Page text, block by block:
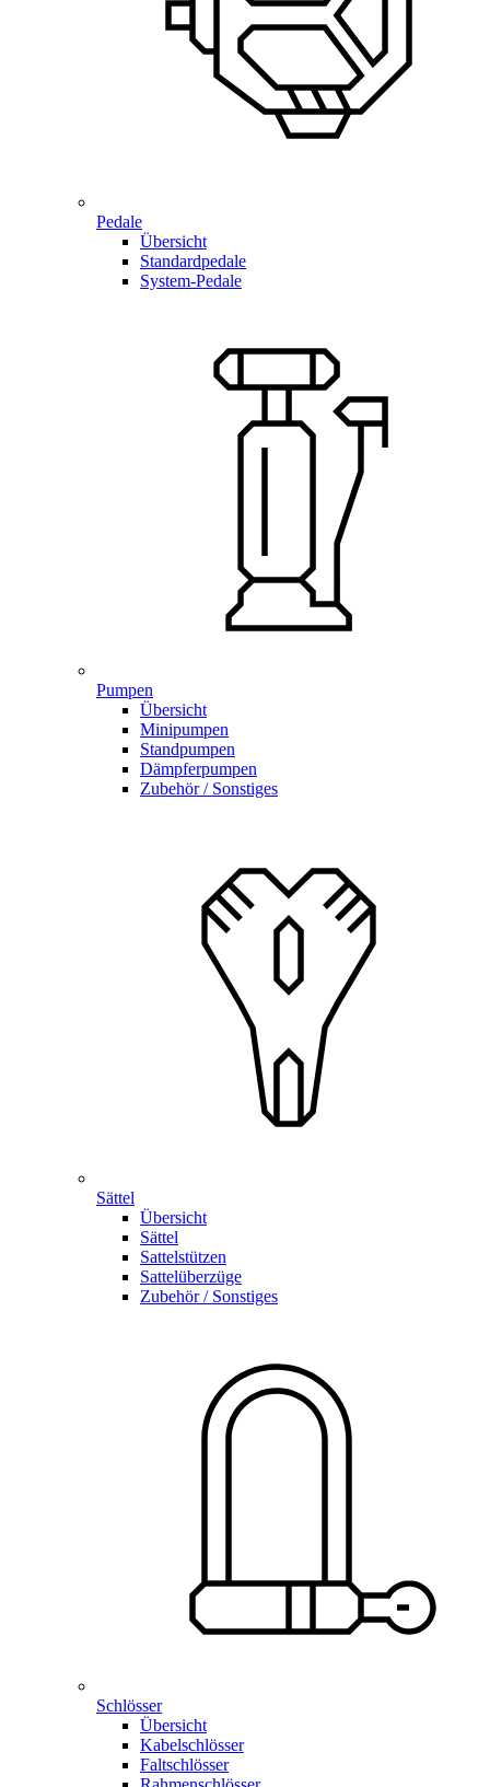
Pedale
Übersicht
Standardpedale
System-Pedale
Pumpen
Übersicht
Minipumpen
Standpumpen
Dämpferpumpen
Zubehör / Sonstiges
Sättel
Übersicht
Sättel
Sattelstützen
Sattelüberzüge
Zubehör / Sonstiges
Schlösser
Übersicht
Kabelschlösser
Faltschlösser